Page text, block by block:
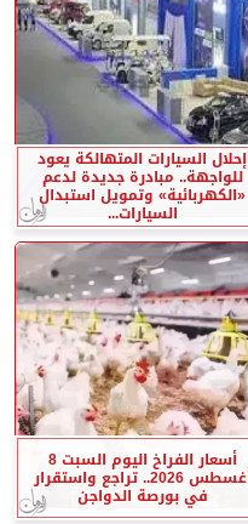
إحلال السيارات المتهالكة يعود
للواجهة.. مبادرة جديدة لدعم
«الكهربائية» وتمويل استبدال
السيارات...
أسعار الفراخ اليوم السبت 8
أغسطس 2026.. تراجع واستقرار
في بورصة الدواجن